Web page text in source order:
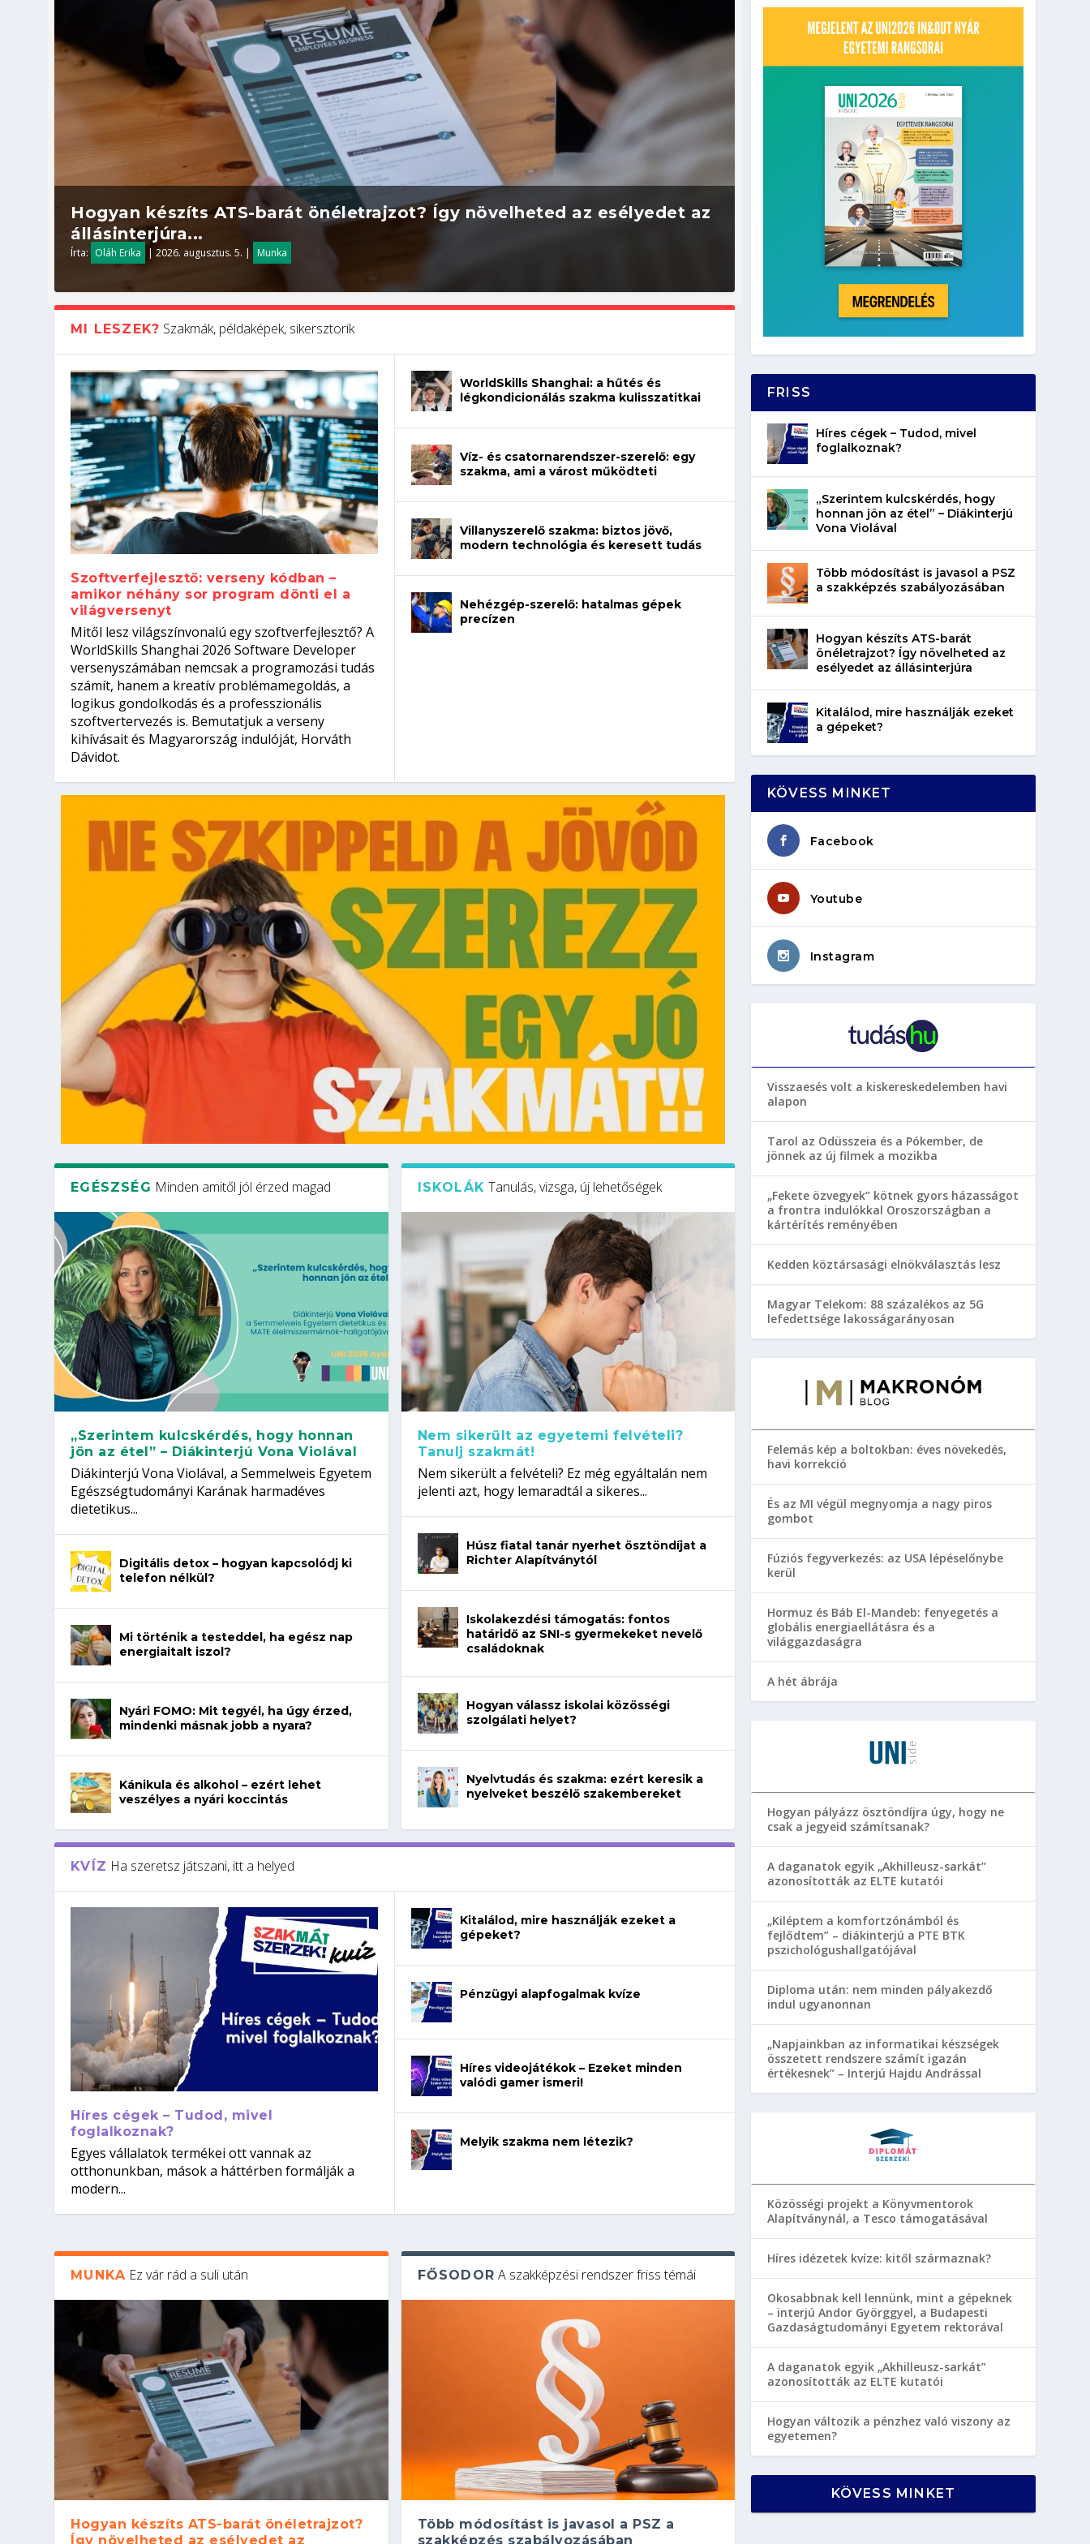
Hogyan készíts ATS-barát önéletrajzot? Így növelheted az esélyedet az
állásinterjúra...
Írta: Oláh Erika |2026. augusztus. 5. | Munka
Kitalálod, mire használják ezeket a gépeket?
Írta: Tóth Mónika |2026. augusztus. 4.| Kvíz
Nem sikerült az egyetemi felvételi? Tanulj szakmát!
Írta: Oláh Erika |2026. augusztus. 4.| Iskolák
Szoftverfejlesztő: verseny kódban – amikor néhány sor program dönti
el a világversenyt...
Írta: Szakmát Szerzek |2026. augusztus. 3.| Mi leszek?
Digitális detox – hogyan kapcsolódj ki telefon nélkül?
Írta: Oláh Erika |2026. augusztus. 3.| Egészség
MI LESZEK? Szakmák, példaképek, sikersztorik
Szoftverfejlesztő: verseny kódban –
amikor néhány sor program dönti el a
világversenyt
Mitől lesz világszínvonalú egy szoftverfejlesztő? A
WorldSkills Shanghai 2026 Software Developer
versenyszámában nemcsak a programozási tudás
számít, hanem a kreatív problémamegoldás, a
logikus gondolkodás és a professzionális
szoftvertervezés is. Bemutatjuk a verseny
kihívásait és Magyarország indulóját, Horváth
Dávidot.
WorldSkills Shanghai: a hűtés és
légkondicionálás szakma kulisszatitkai
Víz- és csatornarendszer-szerelő: egy
szakma, ami a várost működteti
Villanyszerelő szakma: biztos jövő,
modern technológia és keresett tudás
Nehézgép-szerelő: hatalmas gépek
precízen
EGÉSZSÉG Minden amitől jól érzed magad
„Szerintem kulcskérdés, hogy honnan
jön az étel” – Diákinterjú Vona Violával
Diákinterjú Vona Violával, a Semmelweis Egyetem
Egészségtudományi Karának harmadéves
dietetikus...
Digitális detox – hogyan kapcsolódj ki
telefon nélkül?
Mi történik a testeddel, ha egész nap
energiaitalt iszol?
Nyári FOMO: Mit tegyél, ha úgy érzed,
mindenki másnak jobb a nyara?
Kánikula és alkohol – ezért lehet
veszélyes a nyári koccintás
ISKOLÁK Tanulás, vizsga, új lehetőségek
Nem sikerült az egyetemi felvételi?
Tanulj szakmát!
Nem sikerült a felvételi? Ez még egyáltalán nem
jelenti azt, hogy lemaradtál a sikeres...
Húsz fiatal tanár nyerhet ösztöndíjat a
Richter Alapítványtól
Iskolakezdési támogatás: fontos
határidő az SNI-s gyermekeket nevelő
családoknak
Hogyan válassz iskolai közösségi
szolgálati helyet?
Nyelvtudás és szakma: ezért keresik a
nyelveket beszélő szakembereket
KVÍZ Ha szeretsz játszani, itt a helyed
Híres cégek – Tudod, mivel
foglalkoznak?
Egyes vállalatok termékei ott vannak az
otthonunkban, mások a háttérben formálják a
modern...
Kitalálod, mire használják ezeket a
gépeket?
Pénzügyi alapfogalmak kvíze
Híres videojátékok – Ezeket minden
valódi gamer ismeri!
Melyik szakma nem létezik?
MUNKA Ez vár rád a suli után
Hogyan készíts ATS-barát önéletrajzot?
Így növelheted az esélyedet az
FŐSODOR A szakképzési rendszer friss témái
Több módosítást is javasol a PSZ a
szakképzés szabályozásában
FRISS
Híres cégek – Tudod, mivel
foglalkoznak?
„Szerintem kulcskérdés, hogy
honnan jön az étel” – Diákinterjú
Vona Violával
Több módosítást is javasol a PSZ
a szakképzés szabályozásában
Hogyan készíts ATS-barát
önéletrajzot? Így növelheted az
esélyedet az állásinterjúra
Kitalálod, mire használják ezeket
a gépeket?
KÖVESS MINKET
Facebook
Youtube
Instagram
Visszaesés volt a kiskereskedelemben havi
alapon
Tarol az Odüsszeia és a Pókember, de
jönnek az új filmek a mozikba
„Fekete özvegyek” kötnek gyors házasságot
a frontra indulókkal Oroszországban a
kártérítés reményében
Kedden köztársasági elnökválasztás lesz
Magyar Telekom: 88 százalékos az 5G
lefedettsége lakosságarányosan
Felemás kép a boltokban: éves növekedés,
havi korrekció
És az MI végül megnyomja a nagy piros
gombot
Fúziós fegyverkezés: az USA lépéselőnybe
kerül
Hormuz és Báb El-Mandeb: fenyegetés a
globális energiaellátásra és a
világgazdaságra
A hét ábrája
Hogyan pályázz ösztöndíjra úgy, hogy ne
csak a jegyeid számítsanak?
A daganatok egyik „Akhilleusz-sarkát”
azonosították az ELTE kutatói
„Kiléptem a komfortzónámból és
fejlődtem” – diákinterjú a PTE BTK
pszichológushallgatójával
Diploma után: nem minden pályakezdő
indul ugyanonnan
„Napjainkban az informatikai készségek
összetett rendszere számít igazán
értékesnek” – Interjú Hajdu Andrással
Közösségi projekt a Könyvmentorok
Alapítványnál, a Tesco támogatásával
Híres idézetek kvíze: kitől származnak?
Okosabbnak kell lennünk, mint a gépeknek
– interjú Andor Györggyel, a Budapesti
Gazdaságtudományi Egyetem rektorával
A daganatok egyik „Akhilleusz-sarkát”
azonosították az ELTE kutatói
Hogyan változik a pénzhez való viszony az
egyetemen?
KÖVESS MINKET